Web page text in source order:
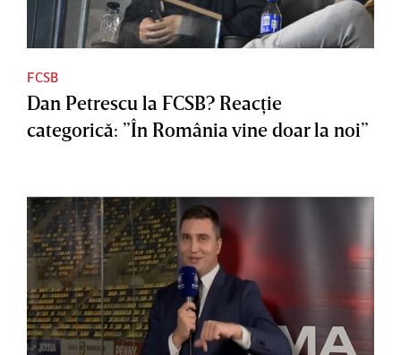
FCSB
Dan Petrescu la FCSB? Reacţie
categorică: ”În România vine doar la noi”